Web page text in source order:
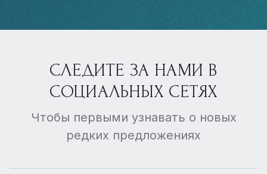
СЛЕДИТЕ ЗА НАМИ В
СОЦИАЛЬНЫХ СЕТЯХ
Чтобы первыми узнавать о новых
редких предложениях